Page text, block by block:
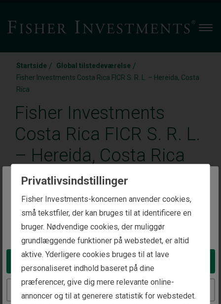
The website you are trying to reach is
intended for investors in Denmark
You appear to be in the United States
Take me to the United States website
Continue to the Denmark website
Startside / Global tilstedeværelse /
Fisher Investments Costa Rica FICR S. R. L. – Hereida, Costa
Rica
Fisher Investments
Costa Rica FICR S. R. L.
– Hereida, Costa Rica
Zona Franca America, Building E21, 6th Floor
San Francisco, Heredia, Heredia 40103, Costa Rica
Ring til os
+1 (888) 823 9566
Dette kontor har tilgængelige mødetider.
Privatlivsindstillinger
Fisher Investments-koncernen anvender cookies,
små tekstfiler, der kan bruges til at identificere en
bruger. Nødvendige cookies, der muliggør
grundlæggende funktioner på webstedet, er altid
aktive. Yderligere cookies bruges til at lave
personaliseret indhold baseret på dine
præferencer, give dig mere relevante online-
annoncer og til at generere statistik for webstedet.